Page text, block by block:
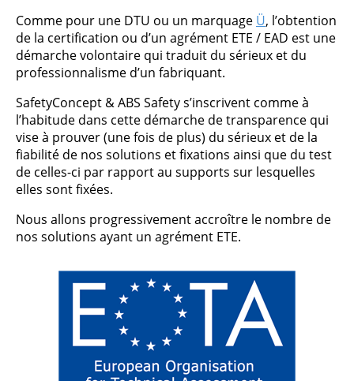
Comme pour une DTU ou un marquage Ü, l’obtention
de la certification ou d’un agrément ETE / EAD est une
démarche volontaire qui traduit du sérieux et du
professionnalisme d’un fabriquant.
SafetyConcept & ABS Safety s’inscrivent comme à
l’habitude dans cette démarche de transparence qui
vise à prouver (une fois de plus) du sérieux et de la
fiabilité de nos solutions et fixations ainsi que du test
de celles-ci par rapport au supports sur lesquelles
elles sont fixées.
Nous allons progressivement accroître le nombre de
nos solutions ayant un agrément ETE.